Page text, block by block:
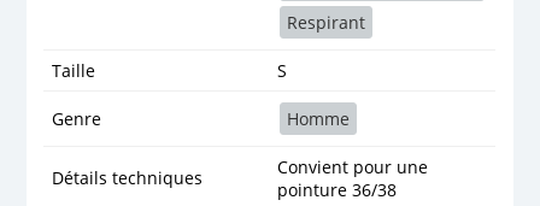
Respirant
Taille S
Genre Homme
Détails techniques
Convient pour une
pointure 36/38